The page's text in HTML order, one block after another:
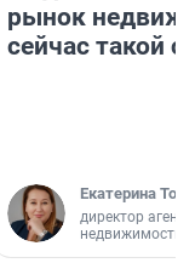
рынок
сейчас такой
Екатерина
директор
недвижимости